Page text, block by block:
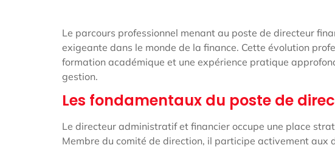
Le parcours professionnel menant au poste de directeur
exigeante dans le monde de la finance. Cette évolution
formation académique et une expérience pratique
gestion.
Les fondamentaux du poste de
Le directeur administratif et financier occupe une place
Membre du comité de direction, il participe activement aux